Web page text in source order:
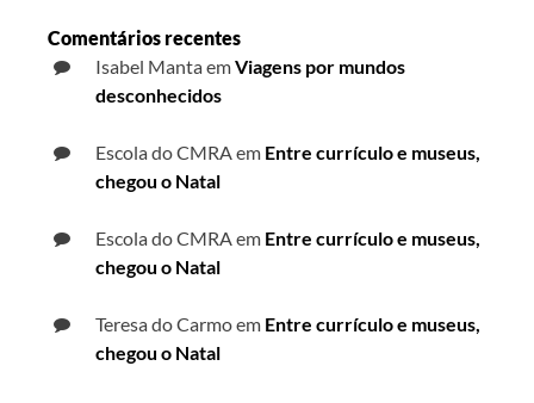
Comentários recentes
Isabel MantaemViagens por mundos
desconhecidos
Escola do CMRA em Entre currículo e museus,
chegou o Natal
Escola do CMRA em Entre currículo e museus,
chegou o Natal
Teresa do Carmoem Entre currículo e museus,
chegou o Natal